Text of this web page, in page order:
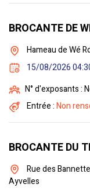
BROCANTE DE
Hameau de Wé
15/08/2026
N° d'exposants :
Entrée :Non
BROCANTE DU
Rue des
Ayvelles